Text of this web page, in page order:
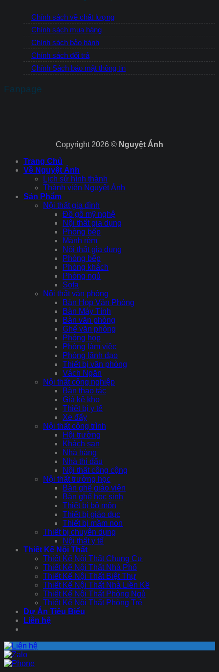
Chính sách về chất lượng
Chính sách mua hàng
Chính sách bảo hành
Chính sách đổi trả
Chính Sách bảo mật thông tin
Fanpage
Copyright 2026 © Nguyệt Ánh
Trang Chủ
Về Nguyệt Ánh
Lịch sử hình thành
Thành viên Nguyệt Ánh
Sản Phẩm
Nội thất gia đình
Đồ gỗ mỹ nghệ
Nội thất gia dụng
Phòng bếp
Mành rèm
Nội thất gia dụng
Phòng bếp
Phòng khách
Phòng ngủ
Sofa
Nội thất văn phòng
Bàn Họp Văn Phòng
Bàn Máy Tính
Bàn văn phòng
Ghế văn phòng
Phòng họp
Phòng làm việc
Phòng lãnh đạo
Thiết bị văn phòng
Vách Ngăn
Nội thất công nghiệp
Bàn thao tác
Giá kệ kho
Thiết bị y tế
Xe đẩy
Nội thất công trình
Hội trường
Khách sạn
Nhà hàng
Nhà thi đấu
Nội thất công cộng
Nội thất trường học
Bàn ghế giáo viên
Bàn ghế học sinh
Thiết bị bộ môn
Thiết bị giáo dục
Thiết bị mầm non
Thiết bị chuyên dụng
Nội thất y tế
Thiết Kế Nội Thất
Thiết Kế Nội Thất Chung Cư
Thiết Kế Nội Thất Nhà Phố
Thiết Kế Nội Thất Biệt Thự
Thiết Kế Nội Thất Nhà Liền Kề
Thiết Kế Nội Thất Phòng Ngủ
Thiết Kế Nội Thất Phòng Trẻ
Dự Án Tiêu Biểu
Liên hệ